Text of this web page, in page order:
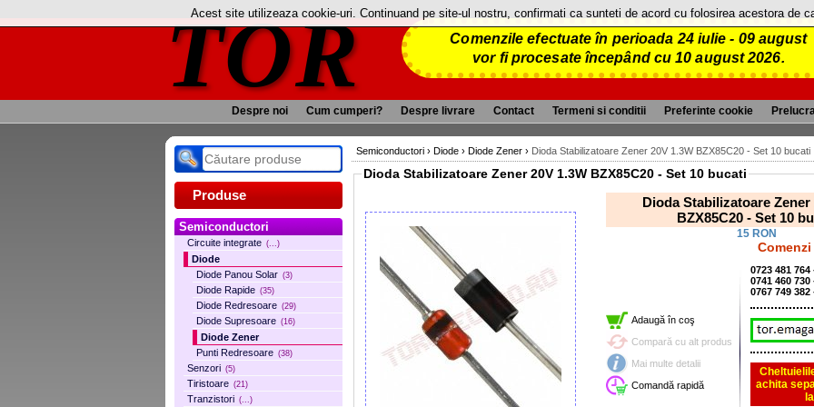
TOR
Comenzile efectuate în perioada 24 iulie - 09 august
vor fi procesate începând cu 10 august 2026.
Despre noi Cum cumperi? Despre livrare Contact Termeni si conditii Preferinte cookie
Produse
Semiconductori
Circuite integrate (...)
Diode
Diode Panou Solar (3)
Diode Rapide (35)
Diode Redresoare (29)
Diode Supresoare (16)
Diode Zener
Punti Redresoare (38)
Senzori (5)
Tiristoare (21)
Tranzistori (...)
Semiconductori › Diode › Diode Zener › Dioda Stabilizatoare Zener 20V 1.3W BZX85C20 - Set 10 bucati
Dioda Stabilizatoare Zener 20V 1.3W BZX85C20 - Set 10 bucati
Dioda Stabilizatoare Zener 20V 1.3W
BZX85C20 - Set 10
15 RON
Adaugă în coş
Compară cu alt produs
Mai multe detalii
Comandă rapidă
0723 481
0741 460
0767 749
achita
Acest site utilizeaza cookie-uri. Continuand pe site-ul nostru, confirmati ca sunteti de acord cu folosirea acestora de